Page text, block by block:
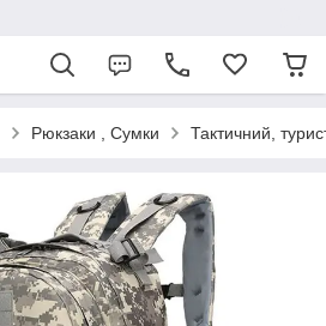
Рюкзаки , Сумки Тактичний,